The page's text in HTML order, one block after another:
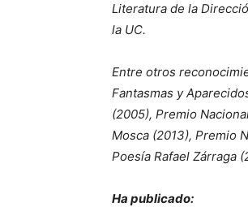
Literatura de la
la UC.
Entre otros
Fantasmas y
(2005), Premio
Mosca (2013), Premio
Poesía Rafael Zárraga
Ha publicado: